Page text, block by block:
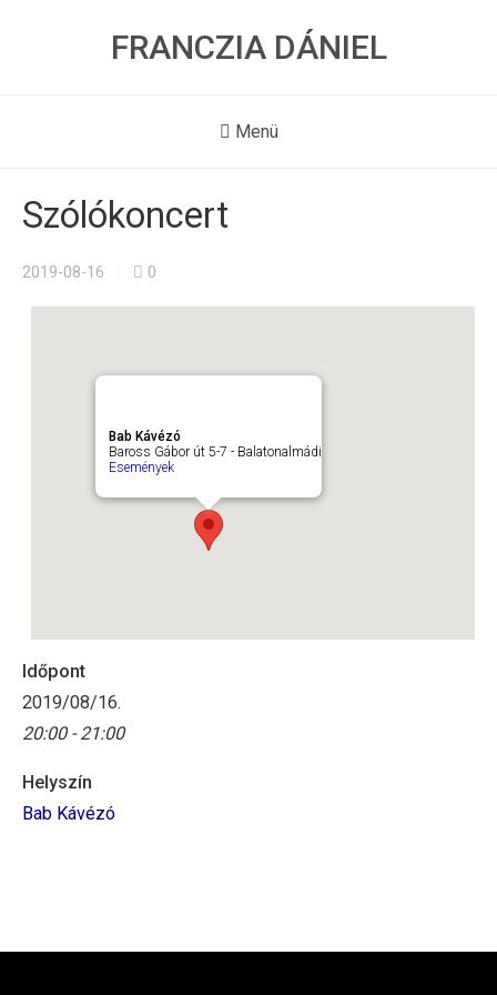
FRANCZIA DÁNIEL
Menü
Szólókoncert
2019-08-16 0
Bab Kávézó
Baross Gábor út 5-7 - Balatonalmádi
Események
Időpont
2019/08/16.
20:00 - 21:00
Helyszín
Bab Kávézó